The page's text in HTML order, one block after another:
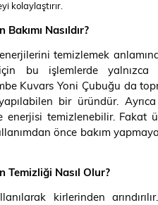
kolaylaştırır.
Nasıldır?
temizlemek
bu işlemlerde yalnızca
Kuvars Yoni Çubuğu da
bir üründür.
temizlenebilir. Fakat
önce bakım
Temizliği Nasıl Olur?
kirlerinden